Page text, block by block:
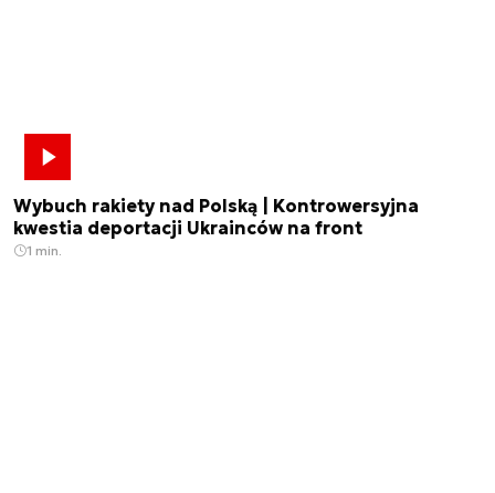
Wybuch rakiety nad Polską | Kontrowersyjna
kwestia deportacji Ukrainców na front
1 min.